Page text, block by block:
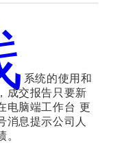
系统的使用和
成交报告只要新
电脑端工作台 更
消息提示公司人